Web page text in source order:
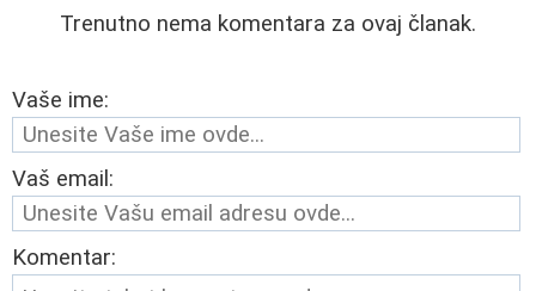
Trenutno nema komentara za ovaj članak.
Vaše ime:
Vaš email:
Komentar: